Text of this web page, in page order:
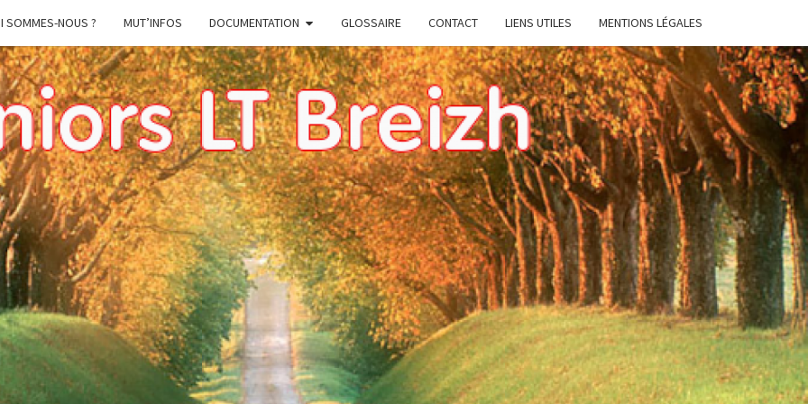
SOMMES-NOUS ? MUT’INFOS DOCUMENTATION GLOSSAIRE CONTACT LIENS UTILES MENTIONS LÉGALES